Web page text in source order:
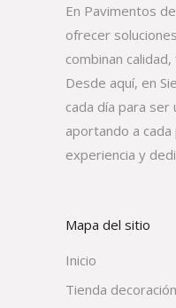
En Pavimentos
ofrecer
combinan
Desde aquí, en
cada día para
aportando a
experiencia y
Mapa del sitio
Inicio
Tienda